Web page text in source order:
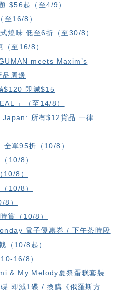
$56起（至4/9）
至16/8）
燒味 低至6折（至30/8）
至16/8）
meets Maxim’s
周邊
$120 即減$15
」（至14/8）
所有$12貨品 一律
單95折（10/8）
10/8）
8）
10/8）
8）
賞（10/8）
電子優惠券 / 下午茶時段
（10/8起）
16/8）
& My Melody夏祭蛋糕套裝
即減1碟 / 換購《俄羅斯方